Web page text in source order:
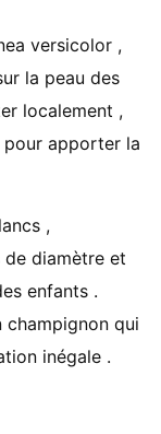
versicolor ,
la peau des
localement ,
apporter la
,
de diamètre et
enfants .
champignon qui
inégale .